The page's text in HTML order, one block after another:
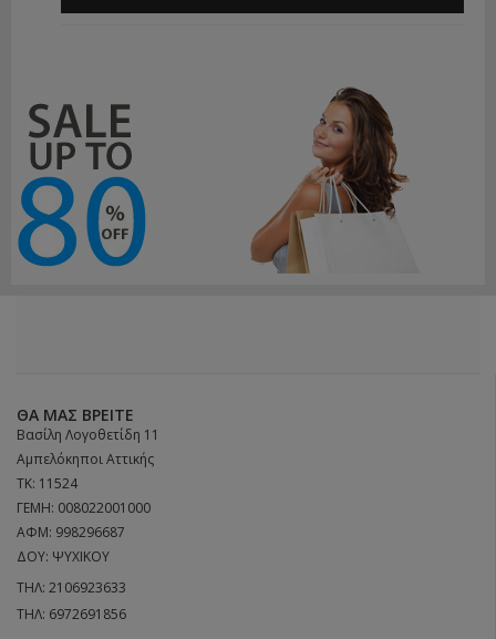
ΘΑ ΜΑΣ ΒΡΕΊΤΕ
Βασίλη Λογοθετίδη 11
Αμπελόκηποι Αττικής
ΤΚ: 11524
ΓΕΜΗ: 008022001000
ΑΦΜ: 998296687
ΔΟΥ: ΨΥΧΙΚΟΥ
ΤΗΛ: 2106923633
ΤΗΛ: 6972691856